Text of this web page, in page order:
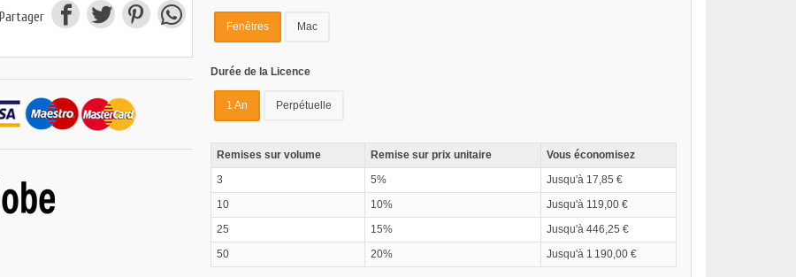
Partager
Fenêtres Mac
Durée de la Licence
1 An Perpétuelle
Remises sur volume Remise sur prix unitaire
Vous économisez
3
5%
Jusqu'à 17,85 €
10
10%
Jusqu'à 119,00 €
25
15%
Jusqu'à 446,25 €
50
20% Jusqu'à 1 190,00 €